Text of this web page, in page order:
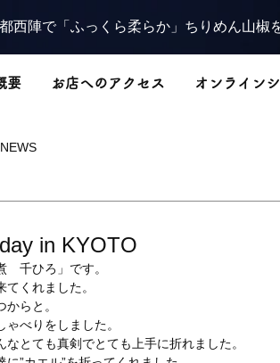
西陣で「ふっくら柔らか」ちりめん山椒
要 お店へのアクセス オンライン
NEWS
in KYOTO
千ひろ」です。
くれました。
らと。
べりをしました。
とても真剣でとても上手に折れました。